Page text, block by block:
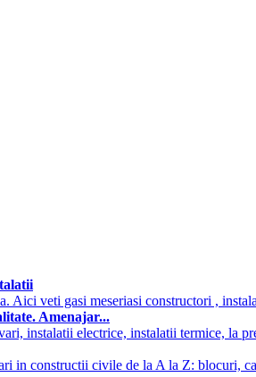
Aici veti gasi meseriasi constructori ,
Amenajar...
instalatii electrice, instalatii termice, la
in constructii civile de la A la Z: blocuri,